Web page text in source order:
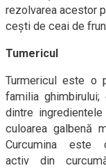
rezolvarea acestor
cești de ceai de
Tumericul
Turmericul este o
familia ghimbirului;
dintre
culoarea galbenă
Curcumina este
activ din